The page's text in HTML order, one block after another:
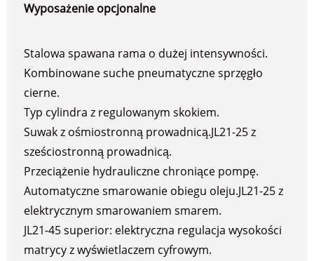
Wyposażenie opcjonalne
Stalowa spawana rama o dużej intensywności.
Kombinowane suche pneumatyczne sprzęgło
cierne.
Typ cylindra z regulowanym skokiem.
Suwak z ośmiostronną prowadnicą.JL21-25 z
sześciostronną prowadnicą.
Przeciążenie hydrauliczne chroniące pompę.
Automatyczne smarowanie obiegu oleju.JL21-25 z
elektrycznym smarowaniem smarem.
JL21-45 superior: elektryczna regulacja wysokości
matrycy z wyświetlaczem cyfrowym.